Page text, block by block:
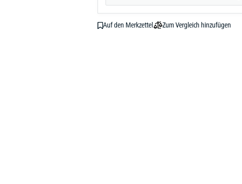
Auf den Merkzettel
Zum Vergleich hinzufügen